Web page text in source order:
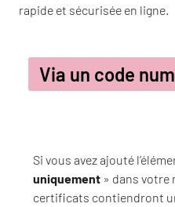
rapide et sécurisée en ligne.
Via un code
Si vous avez ajouté
uniquement » dans votre
certificats contiendront